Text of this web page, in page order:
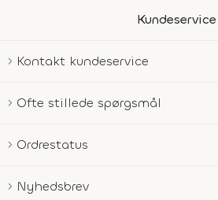
Kundeservice
Kontakt kundeservice
Ofte stillede spørgsmål
Ordrestatus
Nyhedsbrev